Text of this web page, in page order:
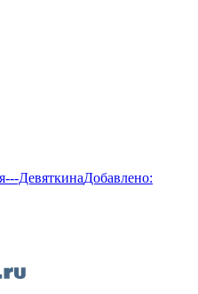
ДевяткинаДобавлено: